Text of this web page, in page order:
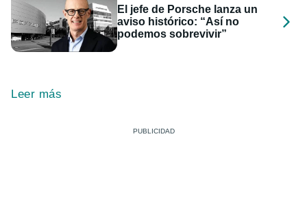
El jefe de Porsche lanza un
aviso histórico: “Así no
podemos sobrevivir”
Leer más